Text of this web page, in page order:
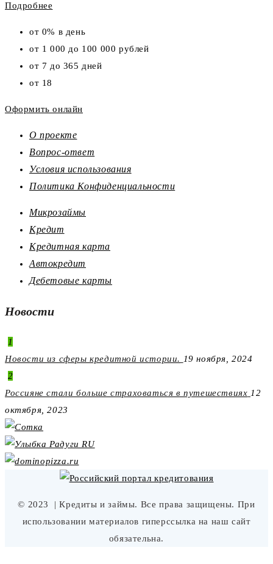
Подробнее
от 0% в день
от 1 000 до 100 000 рублей
от 7 до 365 дней
от 18
Оформить онлайн
О проекте
Вопрос-ответ
Условия использования
Политика Конфиденциальности
Микрозаймы
Кредит
Кредитная карта
Автокредит
Дебетовые карты
Новости
1
Новости из сферы кредитной истории. 19 ноября, 2024
2
Россияне стали больше страховаться в путешествиях 12
октября, 2023
© 2023
| Кредиты и займы. Все права защищены. При
использовании материалов гиперссылка на наш сайт
обязательна.